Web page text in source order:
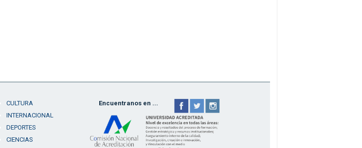
CULTURA
INTERNACIONAL
DEPORTES
CIENCIAS
Encuentranos en ...